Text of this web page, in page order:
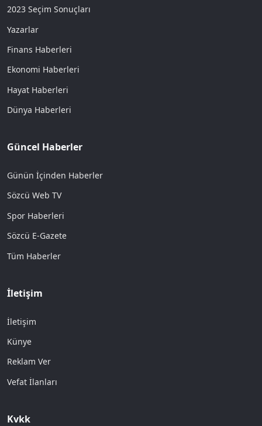
2023 Seçim Sonuçları
Yazarlar
Finans Haberleri
Ekonomi Haberleri
Hayat Haberleri
Dünya Haberleri
Güncel Haberler
Günün İçinden Haberler
Sözcü Web TV
Spor Haberleri
Sözcü E-Gazete
Tüm Haberler
İletişim
İletişim
Künye
Reklam Ver
Vefat İlanları
Kvkk